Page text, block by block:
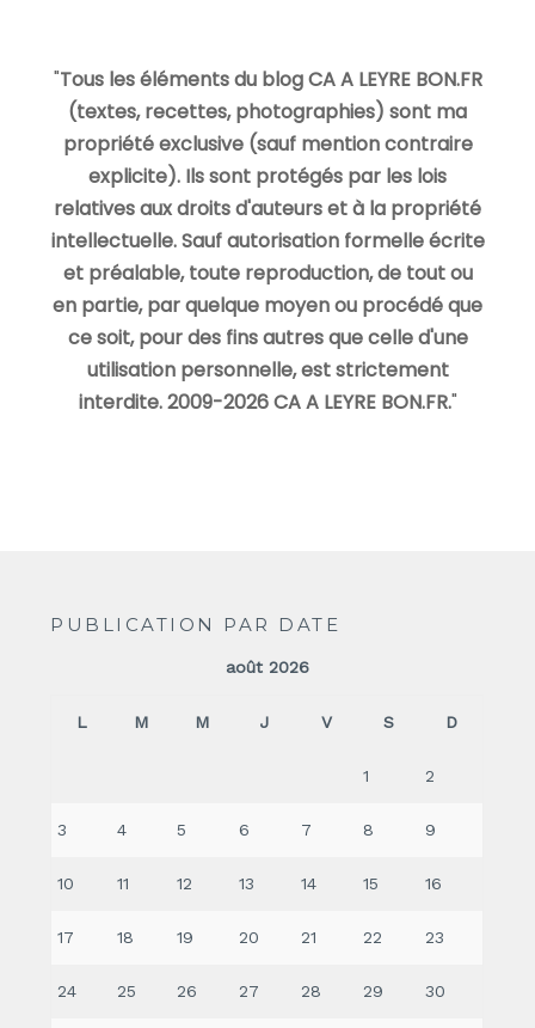
"Tous les éléments du blog CA A LEYRE BON.FR
(textes, recettes, photographies) sont ma
propriété exclusive (sauf mention contraire
explicite). Ils sont protégés par les lois
relatives aux droits d'auteurs et à la propriété
intellectuelle. Sauf autorisation formelle écrite
et préalable, toute reproduction, de tout ou
en partie, par quelque moyen ou procédé que
ce soit, pour des fins autres que celle d'une
utilisation personnelle, est strictement
interdite. 2009-2026 CA A LEYRE BON.FR."
PUBLICATION PAR DATE
août 2026
L M M J V S D
1 2
3 4 5 6 7 8 9
10 11 12 13 14 15 16
17 18 19 20 21 22 23
24 25 26 27 28 29 30